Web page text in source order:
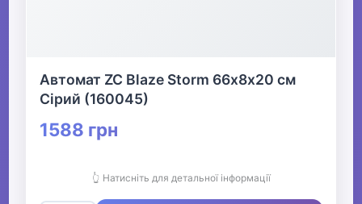
Автомат ZC Blaze Storm 66х8х20 см
Сірий (160045)
1588 грн
👆 Натисніть для детальної інформації